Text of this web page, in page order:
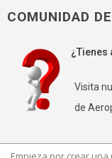
COMUNIDAD
¿Tienes
Visita
de